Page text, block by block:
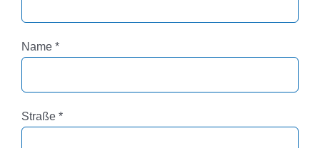
Name Pflichtfeld
*
Straße Pflichtfeld
*